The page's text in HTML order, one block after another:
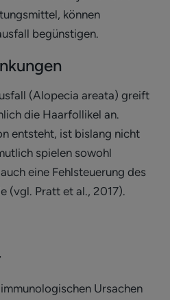
können
begünstigen.
(Alopecia areata) greift
die Haarfollikel an.
entsteht, ist bislang nicht
spielen sowohl
eine Fehlsteuerung des
(vgl. Pratt et al., 2017).
Ursachen